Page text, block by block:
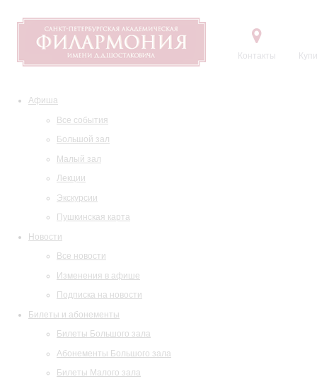
Контакты
Афиша
Все события
Большой зал
Малый зал
Лекции
Экскурсии
Пушкинская карта
Новости
Все новости
Изменения в афише
Подписка на новости
Билеты и абонементы
Билеты Большого зала
Абонементы Большого зала
Билеты Малого зала